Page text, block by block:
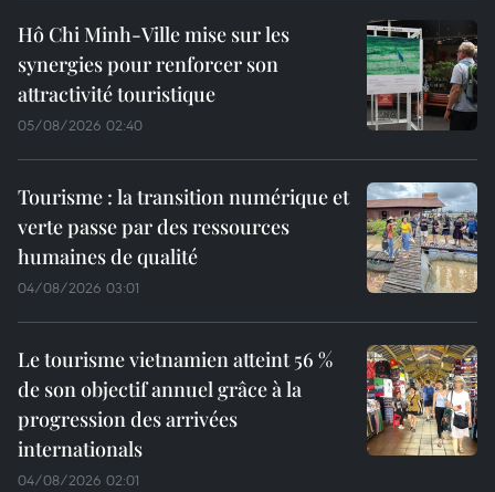
Hô Chi Minh-Ville mise sur les
synergies pour renforcer son
attractivité touristique
05/08/2026 02:40
Tourisme : la transition numérique et
verte passe par des ressources
humaines de qualité
04/08/2026 03:01
Le tourisme vietnamien atteint 56 %
de son objectif annuel grâce à la
progression des arrivées
internationals
04/08/2026 02:01